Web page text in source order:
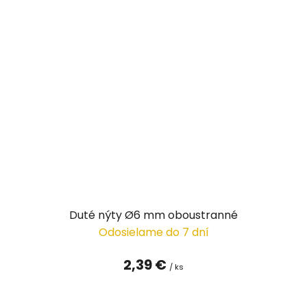
Duté nýty Ø6 mm oboustranné
Odosielame do 7 dní
2,39 € / ks